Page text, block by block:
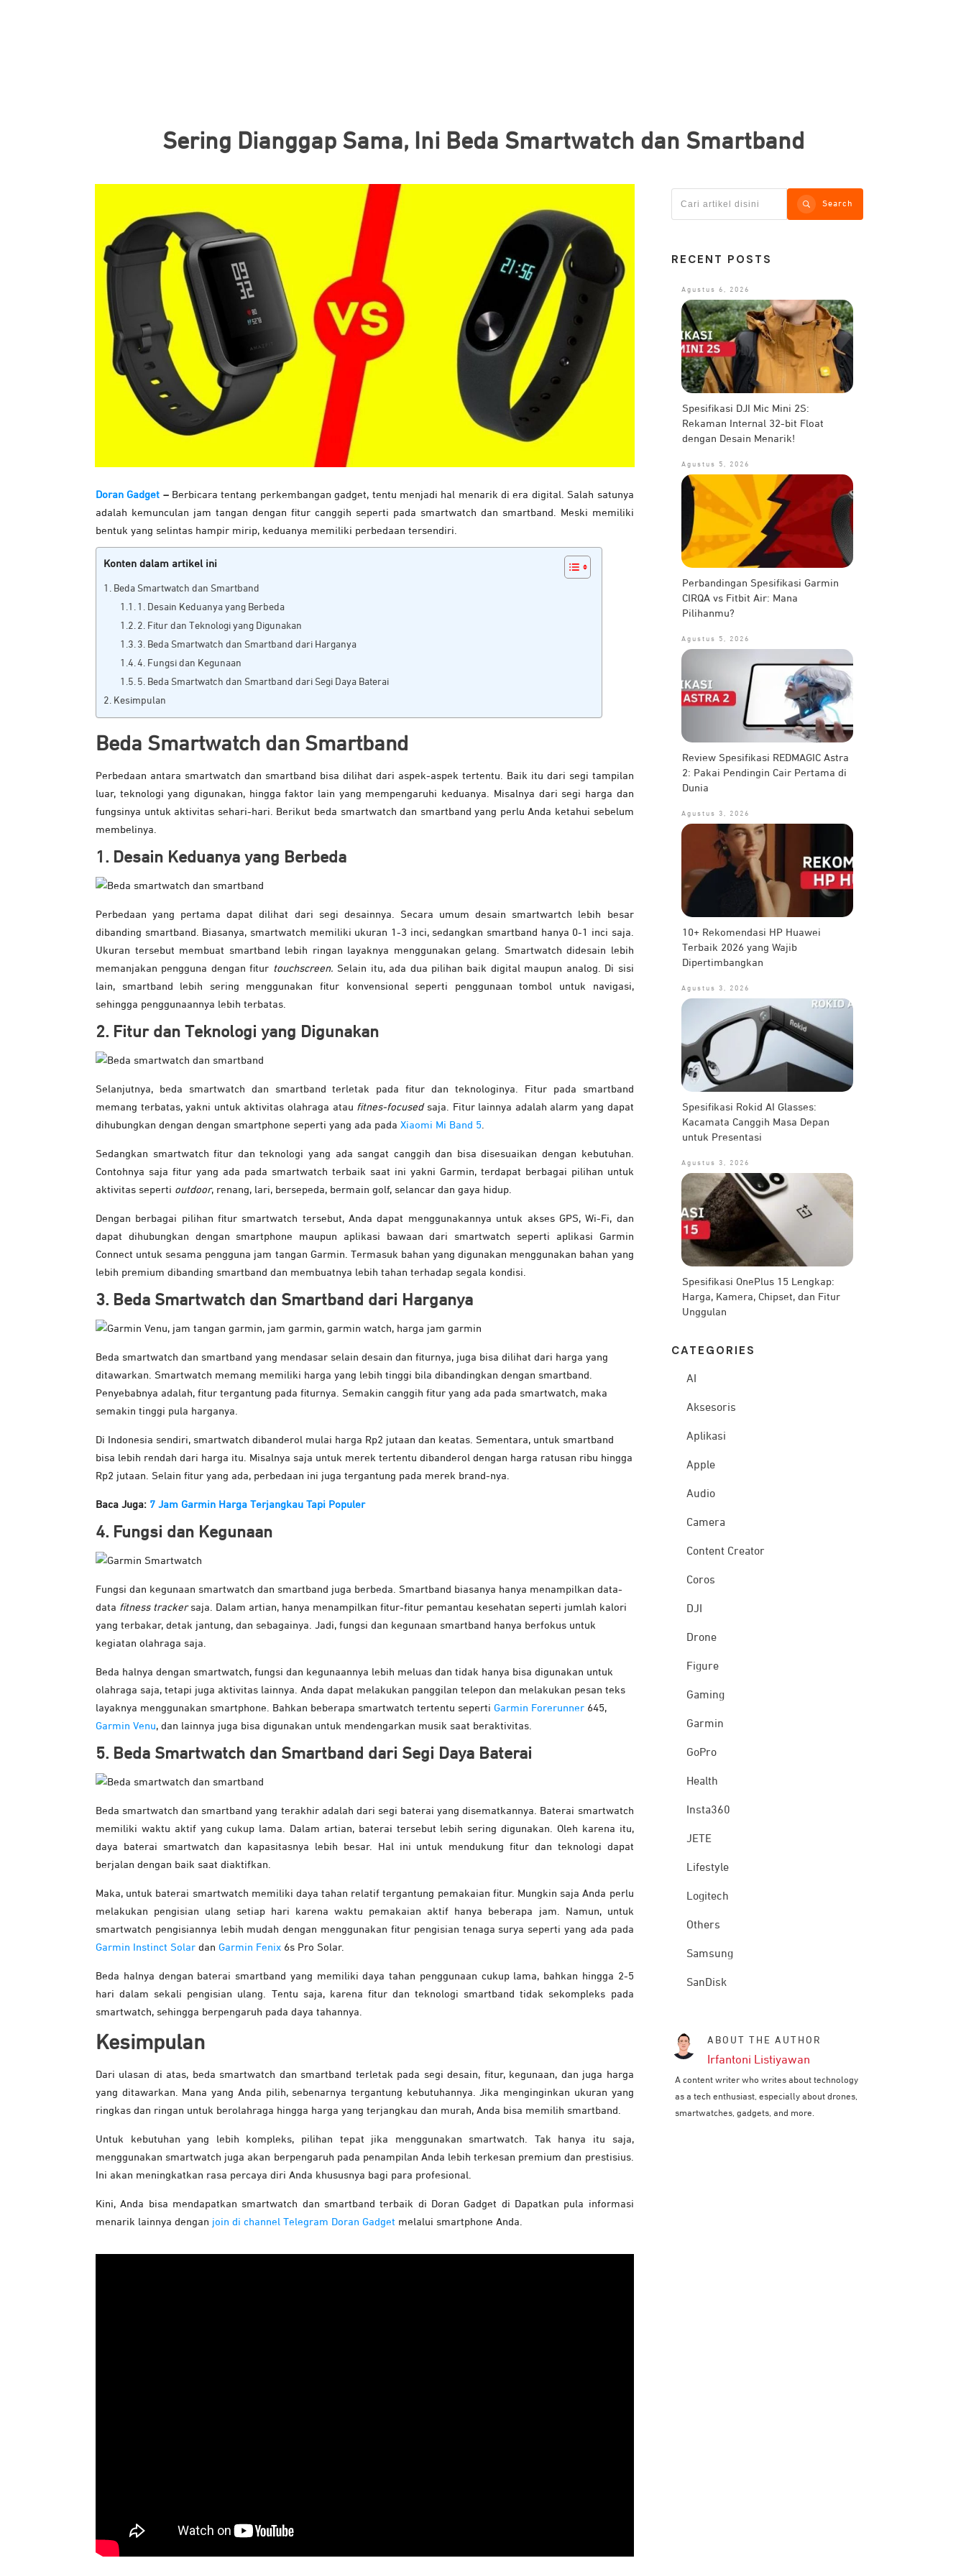
Sering Dianggap Sama, Ini Beda Smartwatch dan Smartband
Doran Gadget – Berbicara tentang perkembangan gadget, tentu menjadi hal menarik di era digital. Salah satunya
adalah kemunculan jam tangan dengan fitur canggih seperti pada smartwatch dan smartband. Meski memiliki
bentuk yang selintas hampir mirip, keduanya memiliki perbedaan tersendiri.
Konten dalam artikel ini
Beda Smartwatch dan Smartband
1. Desain Keduanya yang Berbeda
2. Fitur dan Teknologi yang Digunakan
3. Beda Smartwatch dan Smartband dari Harganya
4. Fungsi dan Kegunaan
5. Beda Smartwatch dan Smartband dari Segi Daya Baterai
Kesimpulan
Beda Smartwatch dan Smartband
Perbedaan antara smartwatch dan smartband bisa dilihat dari aspek-aspek tertentu. Baik itu dari segi tampilan
luar, teknologi yang digunakan, hingga faktor lain yang mempengaruhi keduanya. Misalnya dari segi harga dan
fungsinya untuk aktivitas sehari-hari. Berikut beda smartwatch dan smartband yang perlu Anda ketahui sebelum
membelinya.
1. Desain Keduanya yang Berbeda
Perbedaan yang pertama dapat dilihat dari segi desainnya. Secara umum desain smartwartch lebih besar
dibanding smartband. Biasanya, smartwatch memiliki ukuran 1-3 inci, sedangkan smartband hanya 0-1 inci saja.
Ukuran tersebut membuat smartband lebih ringan layaknya menggunakan gelang. Smartwatch didesain lebih
memanjakan pengguna dengan fitur touchscreen. Selain itu, ada dua pilihan baik digital maupun analog. Di sisi
lain, smartband lebih sering menggunakan fitur konvensional seperti penggunaan tombol untuk navigasi,
sehingga penggunaannya lebih terbatas.
2. Fitur dan Teknologi yang Digunakan
Selanjutnya, beda smartwatch dan smartband terletak pada fitur dan teknologinya. Fitur pada smartband
memang terbatas, yakni untuk aktivitas olahraga atau fitnes-focusedsaja. Fitur lainnya adalah alarm yang dapat
dihubungkan dengan dengan smartphone seperti yang ada pada Xiaomi Mi Band 5.
Sedangkan smartwatch fitur dan teknologi yang ada sangat canggih dan bisa disesuaikan dengan kebutuhan.
Contohnya saja fitur yang ada pada smartwatch terbaik saat ini yakni Garmin, terdapat berbagai pilihan untuk
aktivitas seperti outdoor, renang, lari, bersepeda, bermain golf, selancar dan gaya hidup.
Dengan berbagai pilihan fitur smartwatch tersebut, Anda dapat menggunakannya untuk akses GPS, Wi-Fi, dan
dapat dihubungkan dengan smartphone maupun aplikasi bawaan dari smartwatch seperti aplikasi Garmin
Connect untuk sesama pengguna jam tangan Garmin. Termasuk bahan yang digunakan menggunakan bahan yang
lebih premium dibanding smartband dan membuatnya lebih tahan terhadap segala kondisi.
3. Beda Smartwatch dan Smartband dari Harganya
Beda smartwatch dan smartband yang mendasar selain desain dan fiturnya, juga bisa dilihat dari harga yang
ditawarkan. Smartwatch memang memiliki harga yang lebih tinggi bila dibandingkan dengan smartband.
Penyebabnya adalah, fitur tergantung pada fiturnya. Semakin canggih fitur yang ada pada smartwatch, maka
semakin tinggi pula harganya.
Di Indonesia sendiri, smartwatch dibanderol mulai harga Rp2 jutaan dan keatas. Sementara, untuk smartband
bisa lebih rendah dari harga itu. Misalnya saja untuk merek tertentu dibanderol dengan harga ratusan ribu hingga
Rp2 jutaan. Selain fitur yang ada, perbedaan ini juga tergantung pada merek brand-nya.
Baca Juga: 7 Jam Garmin Harga Terjangkau Tapi Populer
4. Fungsi dan Kegunaan
Fungsi dan kegunaan smartwatch dan smartband juga berbeda. Smartband biasanya hanya menampilkan data-
data fitness trackersaja. Dalam artian, hanya menampilkan fitur-fitur pemantau kesehatan seperti jumlah kalori
yang terbakar, detak jantung, dan sebagainya. Jadi, fungsi dan kegunaan smartband hanya berfokus untuk
kegiatan olahraga saja.
Beda halnya dengan smartwatch, fungsi dan kegunaannya lebih meluas dan tidak hanya bisa digunakan untuk
olahraga saja, tetapi juga aktivitas lainnya. Anda dapat melakukan panggilan telepon dan melakukan pesan teks
layaknya menggunakan smartphone. Bahkan beberapa smartwatch tertentu seperti Garmin Forerunner 645,
Garmin Venu, dan lainnya juga bisa digunakan untuk mendengarkan musik saat beraktivitas.
5. Beda Smartwatch dan Smartband dari Segi Daya Baterai
Beda smartwatch dan smartband yang terakhir adalah dari segi baterai yang disematkannya. Baterai smartwatch
memiliki waktu aktif yang cukup lama. Dalam artian, baterai tersebut lebih sering digunakan. Oleh karena itu,
daya baterai smartwatch dan kapasitasnya lebih besar. Hal ini untuk mendukung fitur dan teknologi dapat
berjalan dengan baik saat diaktifkan.
Maka, untuk baterai smartwatch memiliki daya tahan relatif tergantung pemakaian fitur. Mungkin saja Anda perlu
melakukan pengisian ulang setiap hari karena waktu pemakaian aktif hanya beberapa jam. Namun, untuk
smartwatch pengisiannya lebih mudah dengan menggunakan fitur pengisian tenaga surya seperti yang ada pada
Garmin Instinct Solar dan Garmin Fenix 6s Pro Solar.
Beda halnya dengan baterai smartband yang memiliki daya tahan penggunaan cukup lama, bahkan hingga 2-5
hari dalam sekali pengisian ulang. Tentu saja, karena fitur dan teknologi smartband tidak sekompleks pada
smartwatch, sehingga berpengaruh pada daya tahannya.
Kesimpulan
Dari ulasan di atas, beda smartwatch dan smartband terletak pada segi desain, fitur, kegunaan, dan juga harga
yang ditawarkan. Mana yang Anda pilih, sebenarnya tergantung kebutuhannya. Jika menginginkan ukuran yang
ringkas dan ringan untuk berolahraga hingga harga yang terjangkau dan murah, Anda bisa memilih smartband.
Untuk kebutuhan yang lebih kompleks, pilihan tepat jika menggunakan smartwatch. Tak hanya itu saja,
menggunakan smartwatch juga akan berpengaruh pada penampilan Anda lebih terkesan premium dan prestisius.
Ini akan meningkatkan rasa percaya diri Anda khususnya bagi para profesional.
Kini, Anda bisa mendapatkan smartwatch dan smartband terbaik di Doran Gadget di Dapatkan pula informasi
menarik lainnya dengan join di channel Telegram Doran Gadget melalui smartphone Anda.
Search
RECENT POSTS
Agustus 6, 2026
Spesifikasi DJI Mic Mini 2S:
Rekaman Internal 32-bit Float
dengan Desain Menarik!
Agustus 5, 2026
Perbandingan Spesifikasi Garmin
CIRQA vs Fitbit Air: Mana
Pilihanmu?
Agustus 5, 2026
Review Spesifikasi REDMAGIC Astra
2: Pakai Pendingin Cair Pertama di
Dunia
Agustus 3, 2026
10+ Rekomendasi HP Huawei
Terbaik 2026 yang Wajib
Dipertimbangkan
Agustus 3, 2026
Spesifikasi Rokid AI Glasses:
Kacamata Canggih Masa Depan
untuk Presentasi
Agustus 3, 2026
Spesifikasi OnePlus 15 Lengkap:
Harga, Kamera, Chipset, dan Fitur
Unggulan
CATEG ORIES
AI
Aksesoris
Aplikasi
Apple
Audio
Camera
Content Creator
Coros
DJI
Drone
Figure
Gaming
Garmin
GoPro
Health
Insta360
JETE
Lifestyle
Logitech
Others
Samsung
SanDisk
ABOUT THE AUTHOR
Irfantoni Listiyawan
A content writer who writes about technology
as a tech enthusiast, especially about drones,
smartwatches, gadgets, and more.